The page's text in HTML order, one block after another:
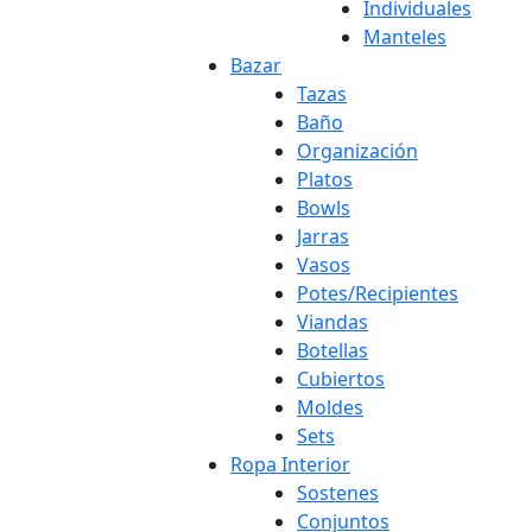
Individuales
Manteles
Bazar
Tazas
Baño
Organización
Platos
Bowls
Jarras
Vasos
Potes/Recipientes
Viandas
Botellas
Cubiertos
Moldes
Sets
Ropa Interior
Sostenes
Conjuntos